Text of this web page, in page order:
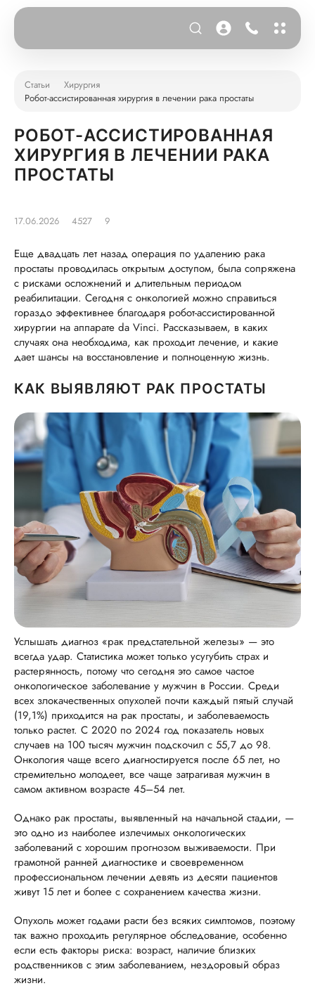
Статьи
Хирургия
Робот-ассистированная хирургия в лечении рака простаты
РОБОТ-АССИСТИРОВАННАЯ
ХИРУРГИЯ В ЛЕЧЕНИИ РАКА
ПРОСТАТЫ
17.06.2026 4527 9
Еще двадцать лет назад операция по удалению рака
простаты проводилась открытым доступом, была сопряжена
с рисками осложнений и длительным периодом
реабилитации. Сегодня с онкологией можно справиться
гораздо эффективнее благодаря робот-ассистированной
хирургии на аппарате da Vinci. Рассказываем, в каких
случаях она необходима, как проходит лечение, и какие
дает шансы на восстановление и полноценную жизнь.
КАК ВЫЯВЛЯЮТ РАК ПРОСТАТЫ
Услышать диагноз «рак предстательной железы» — это
всегда удар. Статистика может только усугубить страх и
растерянность, потому что сегодня это самое частое
онкологическое заболевание у мужчин в России. Среди
всех злокачественных опухолей почти каждый пятый случай
(19,1%) приходится на рак простаты, и заболеваемость
только растет. С 2020 по 2024 год показатель новых
случаев на 100 тысяч мужчин подскочил с 55,7 до 98.
Онкология чаще всего диагностируется после 65 лет, но
стремительно молодеет, все чаще затрагивая мужчин в
самом активном возрасте 45–54 лет.
Однако рак простаты, выявленный на начальной стадии, —
это одно из наиболее излечимых онкологических
заболеваний с хорошим прогнозом выживаемости. При
грамотной ранней диагностике и своевременном
профессиональном лечении девять из десяти пациентов
живут 15 лет и более с сохранением качества жизни.
Опухоль может годами расти без всяких симптомов, поэтому
так важно проходить регулярное обследование, особенно
если есть факторы риска: возраст, наличие близких
родственников с этим заболеванием, нездоровый образ
жизни.